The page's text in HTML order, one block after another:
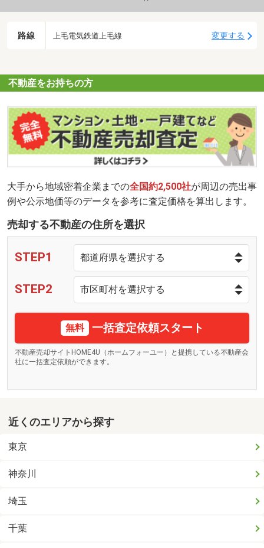
路線 上毛電気鉄道上毛線 変更する
不動産をお持ちの方
大手から地域密着企業までの全国約2,500社が周辺の売出事
例や公示地価等のデータを参考に査定価格を算出します。
売却する不動産の住所を選択
STEP1
STEP2
無料 一括査定依頼スタート
不動産売却サイトHOME4U（ホームフォーユー）と提携している不動産会
社に一括査定依頼ができます。
近くのエリアから探す
東京
神奈川
埼玉
千葉